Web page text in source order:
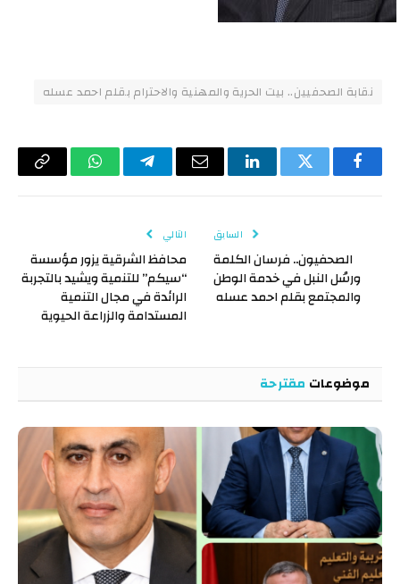
نقابة الصحفيين.. بيت الحرية والمهنية والاحترام بقلم احمد عسله
فيسبوكتويتر لينكدإن البريد
تيلقرام واتسابCopy
السابق
الصحفيون.. فرسان الكلمة
ورسُل النبل في خدمة الوطن
والمجتمع بقلم احمد عسله
التالي
محافظ الشرقية يزور مؤسسة
“سيكم” للتنمية ويشيد بالتجربة
الرائدة في مجال التنمية
المستدامة والزراعة الحيوية
موضوعات مقترحة